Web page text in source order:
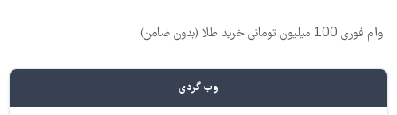
وام فوری 100 میلیون تومانی خرید طلا (بدون ضامن)
وب گردی